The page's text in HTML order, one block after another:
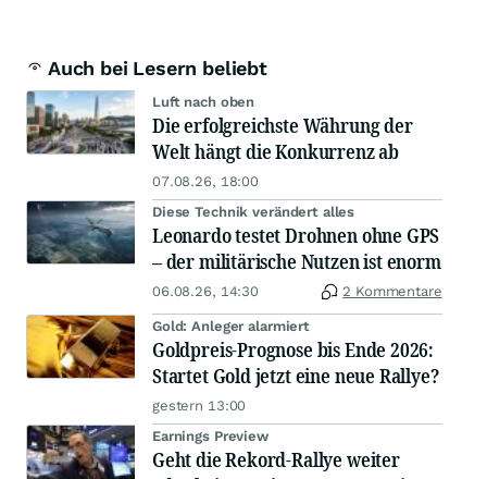
Auch bei Lesern beliebt
Luft nach oben
Die erfolgreichste Währung der
Welt hängt die Konkurrenz ab
07.08.26, 18:00
Diese Technik verändert alles
Leonardo testet Drohnen ohne GPS
– der militärische Nutzen ist enorm
06.08.26, 14:30 2 Kommentare
Gold: Anleger alarmiert
Goldpreis-Prognose bis Ende 2026:
Startet Gold jetzt eine neue Rallye?
gestern 13:00
Earnings Preview
Geht die Rekord-Rallye weiter